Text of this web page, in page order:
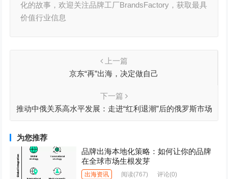
化的故事，欢迎关注品牌工厂BrandsFactory，获取最具
价值行业信息
上一篇
京东“再”出海，决定做自己
下一篇
推动中俄关系高水平发展：走进“红利退潮”后的俄罗斯市场
为您推荐
品牌出海本地化策略：如何让你的品牌
在全球市场生根发芽
出海资讯 阅读(767) 评论(0)